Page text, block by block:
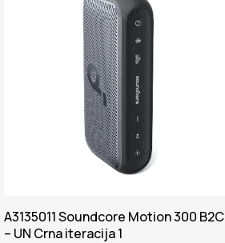
A3135011 Soundcore Motion 300 B2C
– UN Crna iteracija 1